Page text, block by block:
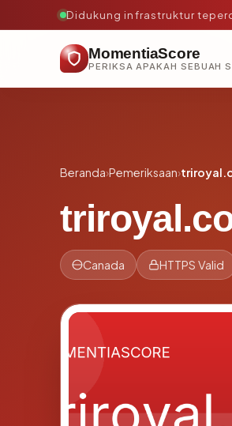
Didukung infrastruktur
MomentiaScore
Beranda›Pemeriksaan›
Canada HTTPS Valid